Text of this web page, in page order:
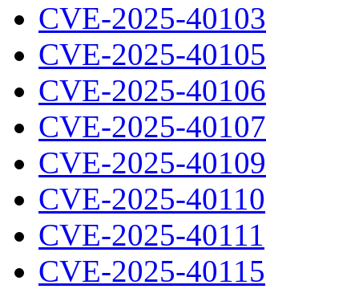
CVE-2025-40103
CVE-2025-40105
CVE-2025-40106
CVE-2025-40107
CVE-2025-40109
CVE-2025-40110
CVE-2025-40111
CVE-2025-40115